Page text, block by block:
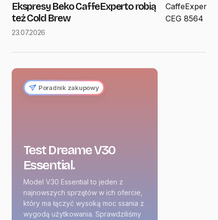
Ekspresy Beko CaffeExperto robią
też Cold Brew
23.07.2026
Poradnik zakupowy
Test Dreame V30
Essential.
Model V30 Essential to jeden z
najnowszych sprzętów w ich ofercie,
który ma łączyć wysoką moc ssania z
wygodą użytkowania. Sprawdziliśmy